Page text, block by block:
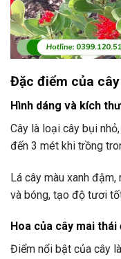
Đặc điểm của
Hình dáng và kích
Cây là loại cây bụi
đến 3 mét khi trồng
Lá cây màu xanh
và bóng, tạo độ tươi
Hoa của cây mai thái
Điểm nổi bật của cây